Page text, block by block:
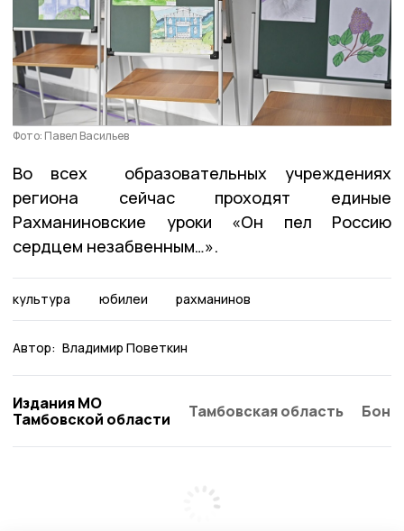
Фото: Павел Васильев
Во всех образовательных учреждениях
региона сейчас проходят единые
Рахманиновские уроки «Он пел Россию
сердцем незабвенным…».
культура юбилеи рахманинов
Автор: Владимир Поветкин
Издания МО
Тамбовской области
Тамбовская область